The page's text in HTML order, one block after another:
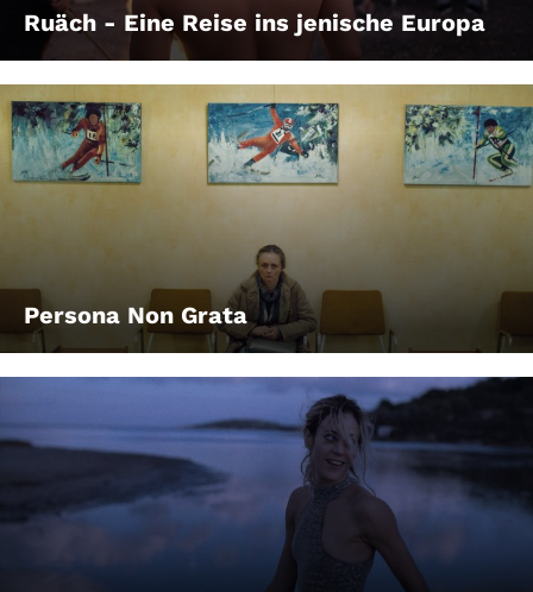
Ruäch - Eine Reise ins jenische Europa
Persona Non Grata